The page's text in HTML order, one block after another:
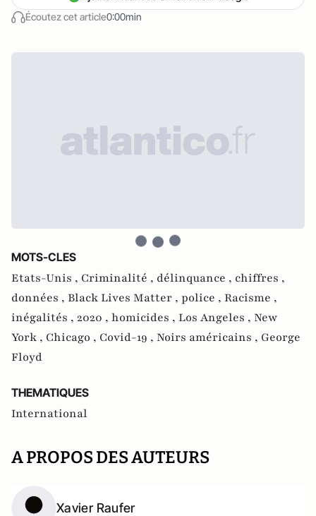
Écoutez cet article0:00min
MOTS-CLES
Etats-Unis , Criminalité , délinquance , chiffres ,
données , Black Lives Matter , police , Racisme ,
inégalités , 2020 , homicides , Los Angeles , New
York , Chicago , Covid-19 , Noirs américains , George
Floyd
THEMATIQUES
International
A PROPOS DES AUTEURS
Xavier Raufer